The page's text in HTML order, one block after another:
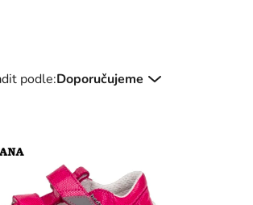
podle:Doporučujeme